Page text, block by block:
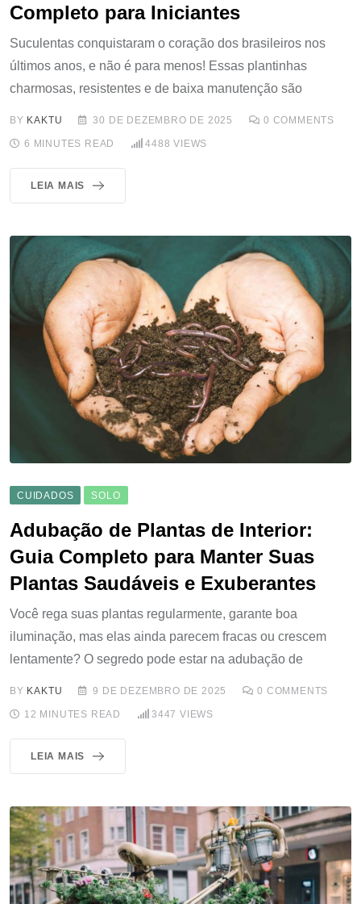
Completo para Iniciantes
Suculentas conquistaram o coração dos brasileiros nos
últimos anos, e não é para menos! Essas plantinhas
charmosas, resistentes e de baixa manutenção são
BY KAKTU 30 DE DEZEMBRO DE 2025 0 COMMENTS
6 MINUTES READ 4488 VIEWS
LEIA MAIS
CUIDADOS SOLO
Adubação de Plantas de Interior:
Guia Completo para Manter Suas
Plantas Saudáveis e Exuberantes
Você rega suas plantas regularmente, garante boa
iluminação, mas elas ainda parecem fracas ou crescem
lentamente? O segredo pode estar na adubação de
BY KAKTU 9 DE DEZEMBRO DE 2025 0 COMMENTS
12 MINUTES READ 3447 VIEWS
LEIA MAIS